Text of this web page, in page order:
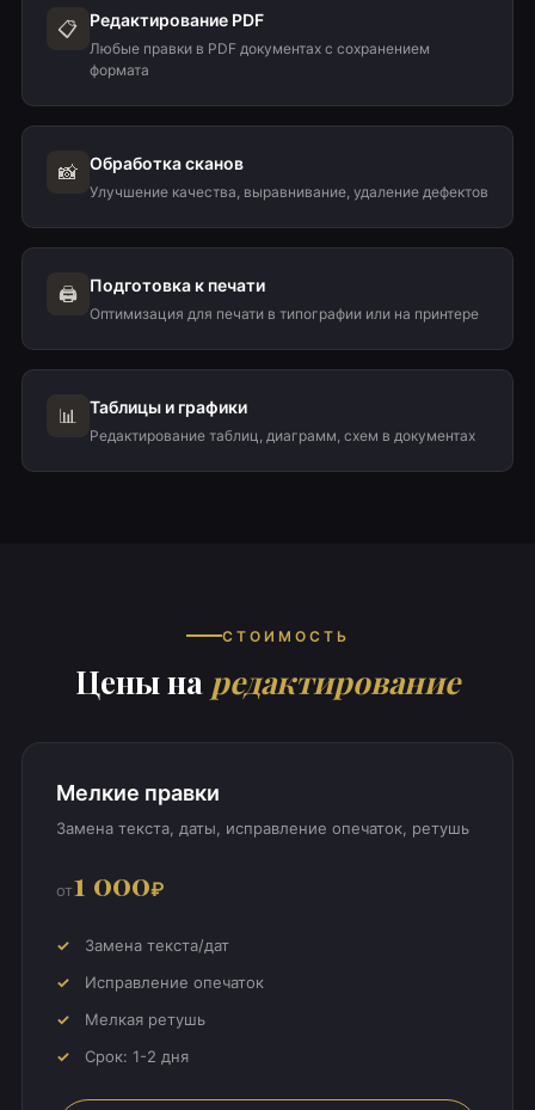
📋 Редактирование PDF
Любые правки в PDF документах с сохранением
формата
📸 Обработка сканов
Улучшение качества, выравнивание, удаление дефектов
🖨️ Подготовка к печати
Оптимизация для печати в типографии или на принтере
📊 Таблицы и графики
Редактирование таблиц, диаграмм, схем в документах
СТОИМОСТЬ
Цены на редактирование
Мелкие правки
Замена текста, даты, исправление опечаток, ретушь
от1 000₽
Замена текста/дат
Исправление опечаток
Мелкая ретушь
Срок: 1-2 дня